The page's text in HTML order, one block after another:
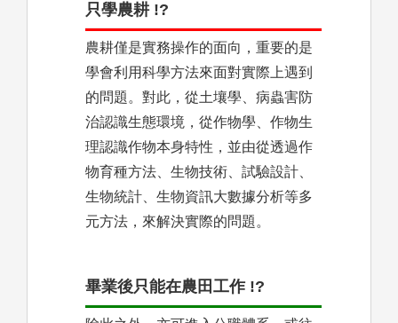
只學農耕 !?
農耕僅是實務操作的面向，重要的是
學會利用科學方法來面對實際上遇到
的問題。對此，從土壤學、病蟲害防
治認識生態環境，從作物學、作物生
理認識作物本身特性，並由從透過作
物育種方法、生物技術、試驗設計、
生物統計、生物資訊大數據分析等多
元方法，來解決實際的問題。
畢業後只能在農田工作 !?